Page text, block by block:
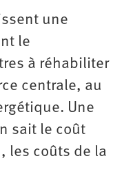
une
le
à réhabiliter
centrale, au
Une
sait le coût
les coûts de la